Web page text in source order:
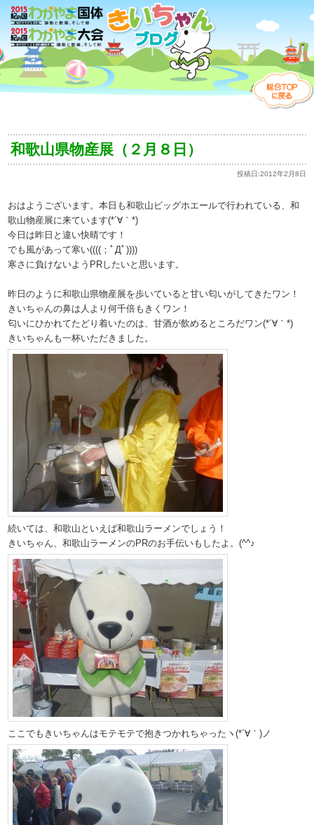
和歌山県物産展（２月８日）
投稿日:2012年2月8日
おはようございます。本日も和歌山ビッグホエールで行われている、和
歌山物産展に来ています(*´∀｀*)
今日は昨日と違い快晴です！
でも風があって寒い((((；ﾟДﾟ))))
寒さに負けないようPRしたいと思います。
昨日のように和歌山県物産展を歩いていると甘い匂いがしてきたワン！
きいちゃんの鼻は人より何千倍もきくワン！
匂いにひかれてたどり着いたのは、甘酒が飲めるところだワン(*´∀｀*)
きいちゃんも一杯いただきました。
続いては、和歌山といえば和歌山ラーメンでしょう！
きいちゃん、和歌山ラーメンのPRのお手伝いもしたよ。(^^♪
ここでもきいちゃんはモテモテで抱きつかれちゃったヽ(*´∀｀)ノ